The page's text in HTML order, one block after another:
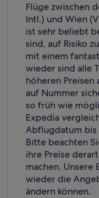
Flüge zwischen
Intl.) und Wien
ist sehr beliebt
sind, auf Risiko
mit einem
wieder sind alle
höheren Preisen
auf Nummer
so früh wie
Expedia
Abflugdatum bis
Bitte beachten
ihre Preise
machen. Unsere
wieder die
ändern können.